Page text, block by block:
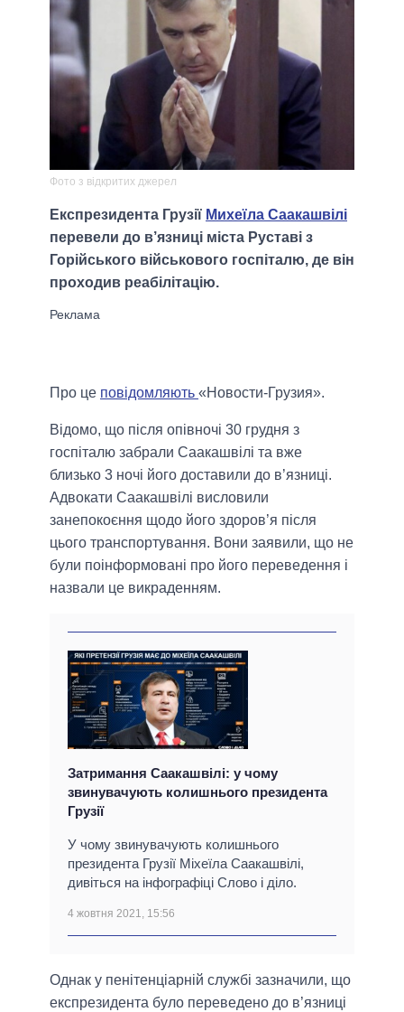
Фото з відкритих джерел
Експрезидента Грузії Михеїла Саакашвілі
перевели до в’язниці міста Руставі з
Горійського військового госпіталю, де він
проходив реабілітацію.
Про це повідомляють «Новости-Грузия».
Відомо, що після опівночі 30 грудня з
госпіталю забрали Саакашвілі та вже
близько 3 ночі його доставили до в’язниці.
Адвокати Саакашвілі висловили
занепокоєння щодо його здоров’я після
цього транспортування. Вони заявили, що не
були поінформовані про його переведення і
назвали це викраденням.
Затримання Саакашвілі: у чому
звинувачують колишнього президента
Грузії
У чому звинувачують колишнього
президента Грузії Міхеїла Саакашвілі,
дивіться на інфографіці Слово і діло.
4 жовтня 2021, 15:56
Однак у пенітенціарній службі зазначили, що
експрезидента було переведено до в’язниці